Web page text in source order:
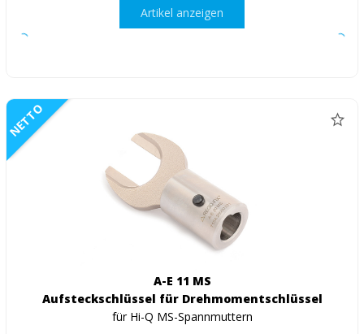
Artikel anzeigen
NETTO
A-E 11 MS
Aufsteckschlüssel für Drehmomentschlüssel
für Hi-Q MS-Spannmuttern